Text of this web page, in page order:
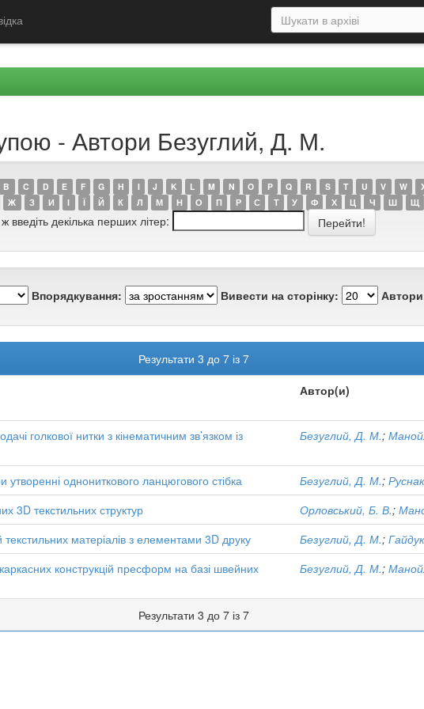
- Автори Безуглий, Д. М.
B C D E F G H I J K L M N O P Q R S T U V W
Ж З И І Ї Й К Л М Н О П Р С Т У Ф Х Ц Ч Ш Щ
введіть декілька перших літер:
Впорядкування: Вивести на сторінку:
Результати 3 до 7 із 7
Автор(и)
голкової нитки з кінематичним зв’язком із
Безуглий, Д. М.;
однониткового ланцюгового стібка Безуглий, Д. М.;
3D текстильних структур Орловський, Б. В.;
матеріалів з елементами 3D друку Безуглий, Д. М.;
конструкцій пресформ на базі швейних
Безуглий, Д. М.;
Результати 3 до 7 із 7